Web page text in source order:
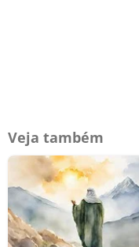
Veja também